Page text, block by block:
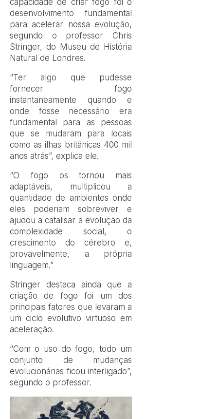
desenvolvimento fundamental
para acelerar nossa evolução,
segundo o professor Chris
Stringer, do Museu de História
Natural de Londres.
“Ter algo que pudesse
fornecer fogo
instantaneamente quando e
onde fosse necessário era
fundamental para as pessoas
que se mudaram para locais
como as ilhas britânicas 400 mil
anos atrás”, explica ele.
“O fogo os tornou mais
adaptáveis, multiplicou a
quantidade de ambientes onde
eles poderiam sobreviver e
ajudou a catalisar a evolução da
complexidade social, o
crescimento do cérebro e,
provavelmente, a própria
linguagem.”
Stringer destaca ainda que a
criação de fogo foi um dos
principais fatores que levaram a
um ciclo evolutivo virtuoso em
aceleração.
“Com o uso do fogo, todo um
conjunto de mudanças
evolucionárias ficou interligado”,
segundo o professor.